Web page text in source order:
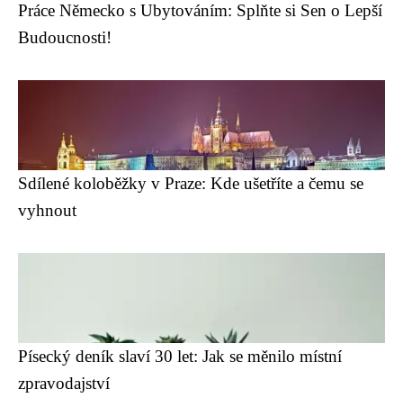
Práce Německo s Ubytováním: Splňte si Sen o Lepší
Budoucnosti!
Sdílené koloběžky v Praze: Kde ušetříte a čemu se
vyhnout
Písecký deník slaví 30 let: Jak se měnilo místní
zpravodajství